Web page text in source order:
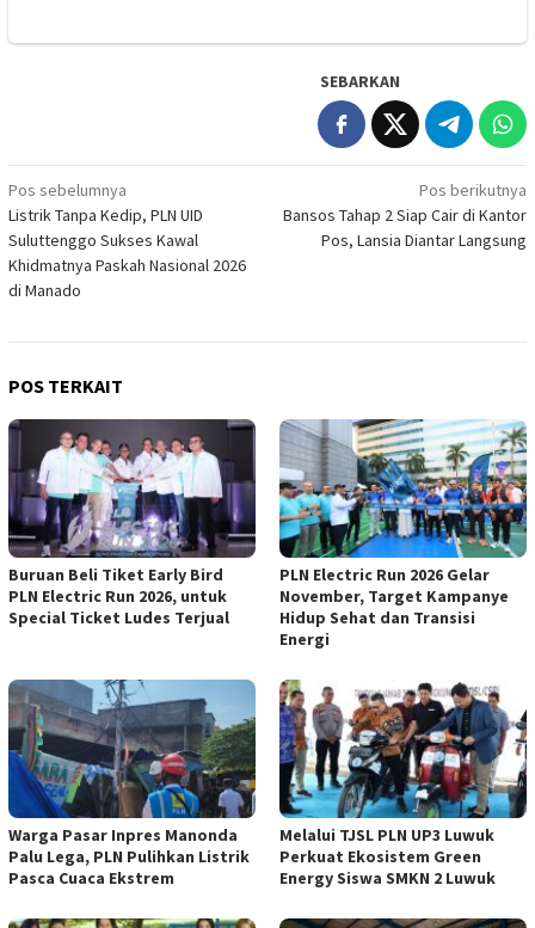
SEBARKAN
Navigasi
pos
Pos sebelumnya
Listrik Tanpa Kedip, PLN UID
Suluttenggo Sukses Kawal
Khidmatnya Paskah Nasional 2026
di Manado
Pos berikutnya
Bansos Tahap 2 Siap Cair di Kantor
Pos, Lansia Diantar Langsung
POS TERKAIT
Buruan Beli Tiket Early Bird
PLN Electric Run 2026, untuk
Special Ticket Ludes Terjual
PLN Electric Run 2026 Gelar
November, Target Kampanye
Hidup Sehat dan Transisi
Energi
Warga Pasar Inpres Manonda
Palu Lega, PLN Pulihkan Listrik
Pasca Cuaca Ekstrem
Melalui TJSL PLN UP3 Luwuk
Perkuat Ekosistem Green
Energy Siswa SMKN 2 Luwuk